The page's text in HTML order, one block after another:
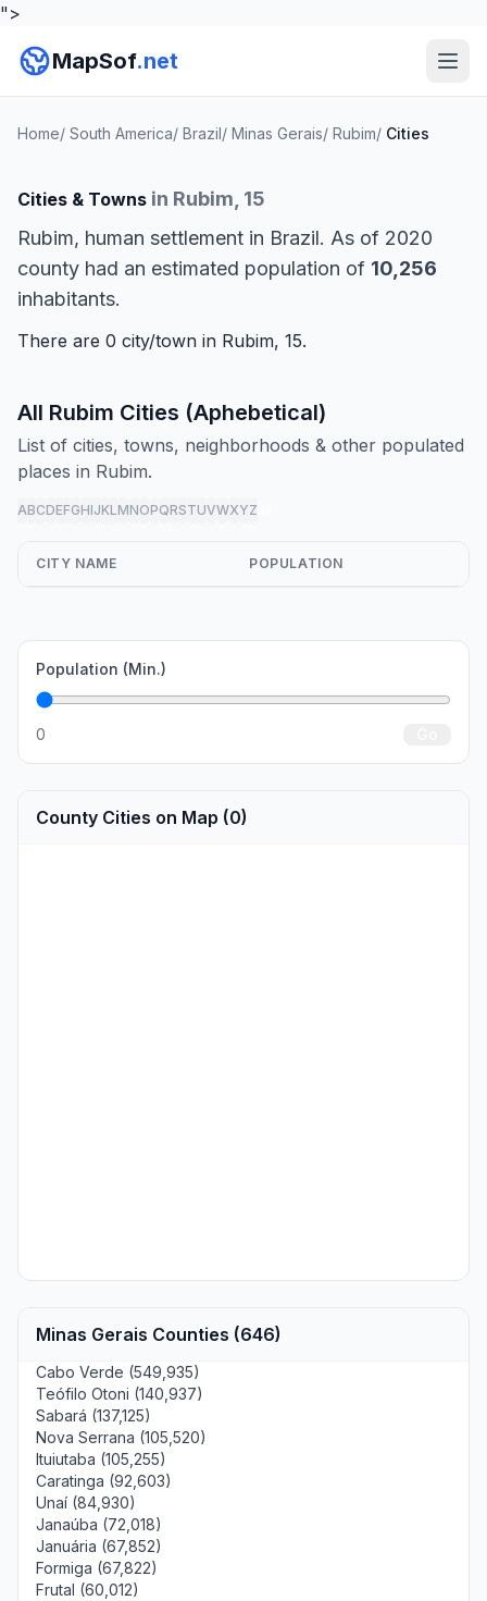
">
MapSof.net
Home/ South America/ Brazil/ Minas Gerais/ Rubim/ Cities
Cities & Towns in Rubim, 15
Rubim, human settlement in Brazil. As of 2020
county had an estimated population of 10,256
inhabitants.
There are 0 city/town in Rubim, 15.
All Rubim Cities (Aphebetical)
List of cities, towns, neighborhoods & other populated
places in Rubim.
ABCDEFGHIJKLMNOPQRSTUVWXYZ
CITY NAME POPULATION
Population (Min.)
0
County Cities on Map (0)
Minas Gerais Counties (646)
Cabo Verde (549,935)
Teófilo Otoni (140,937)
Sabará (137,125)
Nova Serrana (105,520)
Ituiutaba (105,255)
Caratinga (92,603)
Unaí (84,930)
Janaúba (72,018)
Januária (67,852)
Formiga (67,822)
Frutal (60,012)